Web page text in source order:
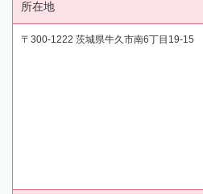
所在地
〒300-1222 茨城県牛久市南6丁目19-15